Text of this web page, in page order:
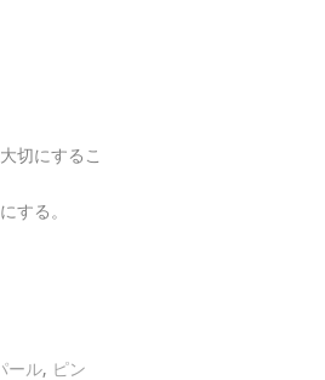
切にするこ
する。
ール, ピン